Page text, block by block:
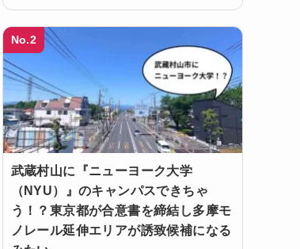
No.2
武蔵村山に『ニューヨーク大学
（NYU）』のキャンパスできちゃ
う！？東京都が合意書を締結し多摩モ
ノレール延伸エリアが誘致候補になる